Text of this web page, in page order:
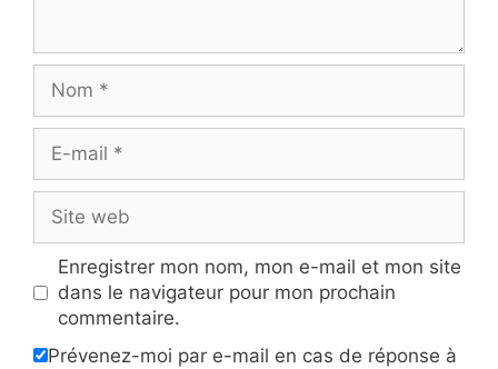
mail
web
Enregistrer mon nom, mon e-mail et mon site
dans le navigateur pour mon prochain
commentaire.
Prévenez-moi par e-mail en cas de réponse à